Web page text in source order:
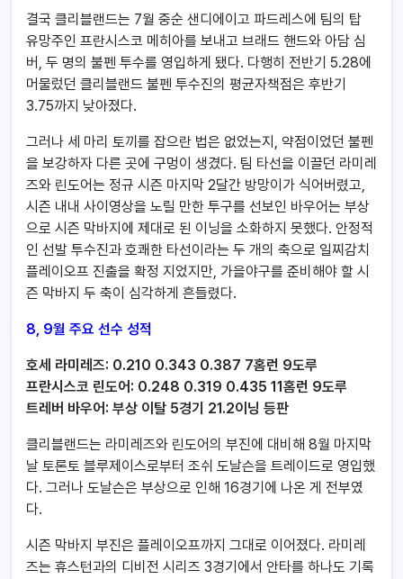
결국 클리블랜드는 7월 중순 샌디에이고 파드레스에 팀의 탑
유망주인 프란시스코 메히아를 보내고 브래드 핸드와 아담 심
버, 두 명의 불펜 투수를 영입하게 됐다. 다행히 전반기 5.28에
머물렀던 클리블랜드 불펜 투수진의 평균자책점은 후반기
3.75까지 낮아졌다.
그러나 세 마리 토끼를 잡으란 법은 없었는지, 약점이었던 불펜
을 보강하자 다른 곳에 구멍이 생겼다. 팀 타선을 이끌던 라미레
즈와 린도어는 정규 시즌 마지막 2달간 방망이가 식어버렸고,
시즌 내내 사이영상을 노릴 만한 투구를 선보인 바우어는 부상
으로 시즌 막바지에 제대로 된 이닝을 소화하지 못했다. 안정적
인 선발 투수진과 호쾌한 타선이라는 두 개의 축으로 일찌감치
플레이오프 진출을 확정 지었지만, 가을야구를 준비해야 할 시
즌 막바지 두 축이 심각하게 흔들렸다.
8, 9월 주요 선수 성적
호세 라미레즈: 0.210 0.343 0.387 7홈런 9도루
프란시스코 린도어: 0.248 0.319 0.435 11홈런 9도루
트레버 바우어: 부상 이탈 5경기 21.2이닝 등판
클리블랜드는 라미레즈와 린도어의 부진에 대비해 8월 마지막
날 토론토 블루제이스로부터 조쉬 도날슨을 트레이드로 영입했
다. 그러나 도날슨은 부상으로 인해 16경기에 나온 게 전부였
다.
시즌 막바지 부진은 플레이오프까지 그대로 이어졌다. 라미레
즈는 휴스턴과의 디비전 시리즈 3경기에서 안타를 하나도 기록